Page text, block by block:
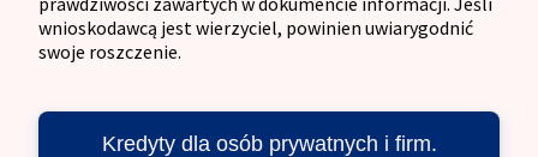
wnioskodawcą jest wierzyciel, powinien uwiarygodnić
swoje roszczenie.
Kredyty dla osób prywatnych i firm.